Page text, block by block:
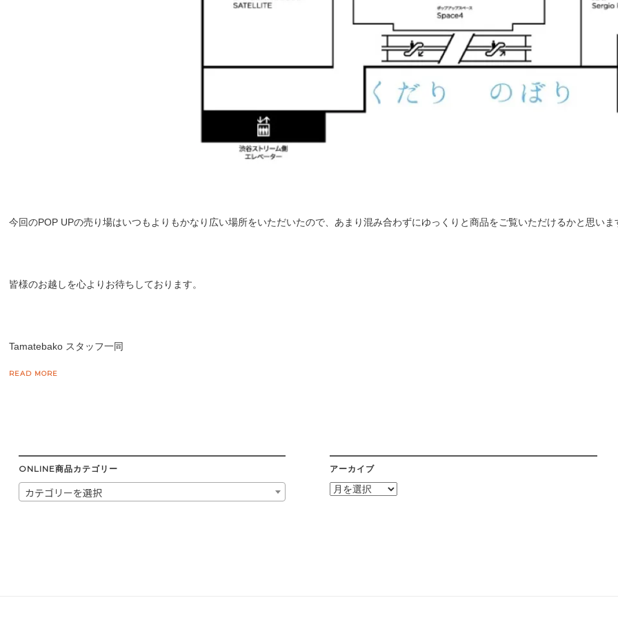
今回のPOP UPの売り場はいつもよりもかなり広い場所をいただいたので、あまり混み合わずにゆっくりと商品をご覧いただけるかと思いま
皆様のお越しを心よりお待ちしております。
Tamatebako スタッフ一同
READ MORE
ONLINE商品カテゴリー
カテゴリーを選択
アーカイブ
ア
ー